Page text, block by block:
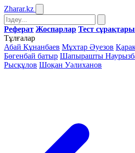
Zharar.kz
Реферат Жоспарлар Тест сұрақтары
Тұлғалар
Абай Құнанбаев Мұхтар Әуезов
Бөгенбай батыр Шапырашты
Рысқұлов Шоқан Уәлиханов